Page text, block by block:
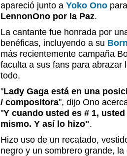
apareció junto a Yoko Ono
LennonOno por la Paz.
La cantante fue honrada por
benéficas, incluyendo a su
más recientemente campaña
faculta a sus fans para abrazar
todo.
"Lady Gaga está en una
/ compositora", dijo Ono
"Y cuando usted es # 1,
mismo. Y así lo hizo".
Hizo uso de un recatado,
negro y un sombrero grande,